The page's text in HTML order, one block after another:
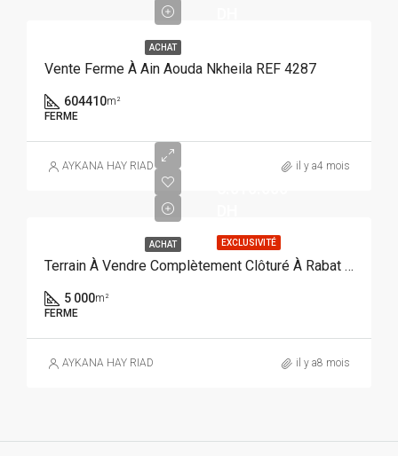
ACHAT
Vente Ferme À Ain Aouda Nkheila REF 4287
604410m²
FERME
AYKANA HAY RIAD il y a4 mois
EXCLUSIVITÉ
ACHAT
Terrain À Vendre Complètement Clôturé À Rabat Oum Azza REF 4217
5 000m²
FERME
AYKANA HAY RIAD il y a8 mois